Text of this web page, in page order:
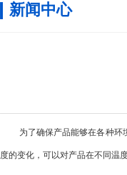
新闻中心
为了确保产品能够在各种环境
度的变化，可以对产品在不同温